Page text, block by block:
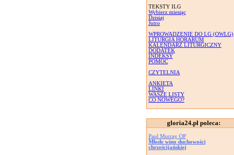
TEKSTY ILG
Wybierz miesiąc
Dzisiaj
Jutro
WPROWADZENIE DO LG (OWLG)
LITURGIA HORARUM
KALENDARZ LITURGICZNY
DODATEK
INDEKSY
POMOC
CZYTELNIA
ANKIETA
LINKI
WASZE LISTY
CO NOWEGO?
gloria24.pl poleca:
Paul Murray OP
Młode wino duchowości
chrześcijańskiej